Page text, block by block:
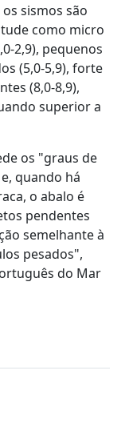
sismos são
como micro
2,9), pequenos
(5,0-5,9), forte
(8,0-8,9),
superior a
os "graus de
quando há
o abalo é
pendentes
semelhante à
pesados",
do Mar